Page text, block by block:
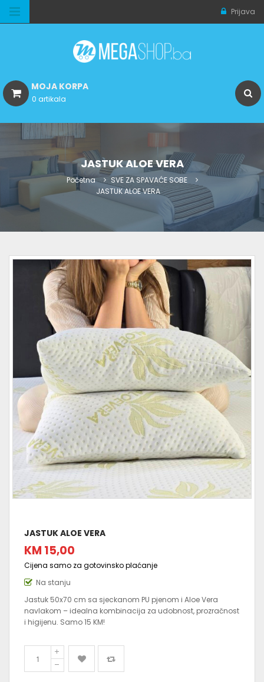
Prijava
MOJA KORPA
0 artikala
JASTUK ALOE VERA
Početna
SVE ZA SPAVAĆE SOBE
JASTUK ALOE VERA
JASTUK ALOE VERA
KM 15,00
Cijena samo za gotovinsko plaćanje
Na stanju
Jastuk 50x70 cm sa sjeckanom PU pjenom i Aloe Vera
navlakom – idealna kombinacija za udobnost, prozračnost
i higijenu. Samo 15 KM!